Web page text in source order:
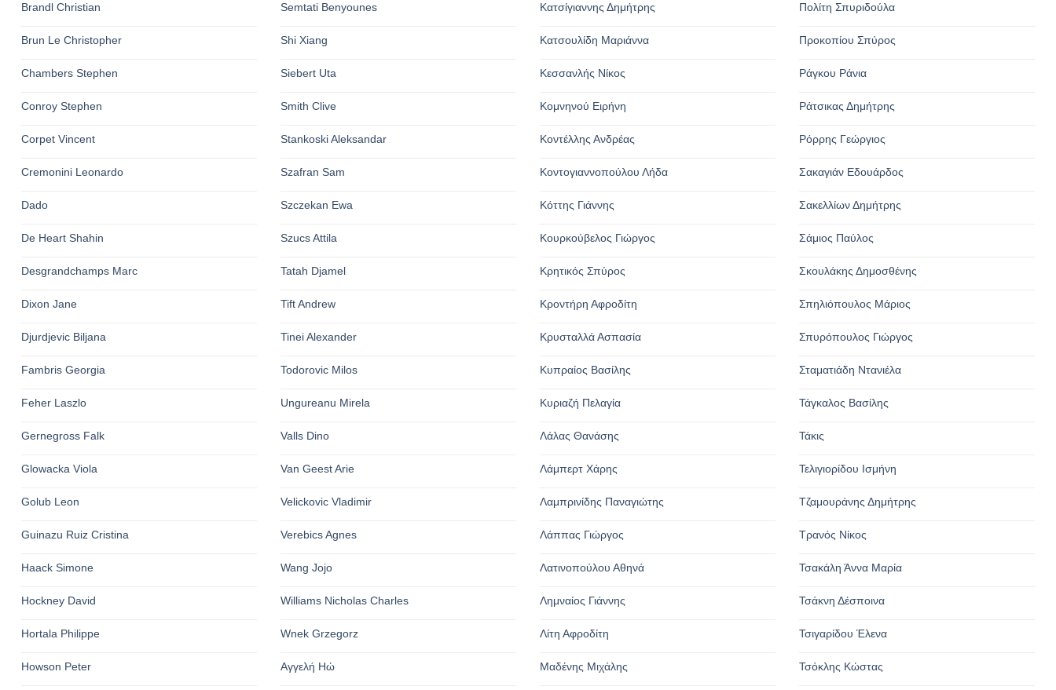
Brandl Christian
Brun Le Christopher
Chambers Stephen
Conroy Stephen
Corpet Vincent
Cremonini Leonardo
Dado
De Heart Shahin
Desgrandchamps Marc
Dixon Jane
Djurdjevic Biljana
Fambris Georgia
Feher Laszlo
Gernegross Falk
Glowacka Viola
Golub Leon
Guinazu Ruiz Cristina
Haack Simone
Hockney David
Hortala Philippe
Howson Peter
Semtati Benyounes
Shi Xiang
Siebert Uta
Smith Clive
Stankoski Aleksandar
Szafran Sam
Szczekan Ewa
Szucs Attila
Tatah Djamel
Tift Andrew
Tinei Alexander
Todorovic Milos
Ungureanu Mirela
Valls Dino
Van Geest Arie
Velickovic Vladimir
Verebics Agnes
Wang Jojo
Williams Nicholas Charles
Wnek Grzegorz
Αγγελή Ηώ
Κατσίγιαννης Δημήτρης
Κατσουλίδη Μαριάννα
Κεσσανλής Νίκος
Κομνηνού Ειρήνη
Κοντέλλης Ανδρέας
Κοντογιαννοπούλου Λήδα
Κόττης Γιάννης
Κουρκούβελος Γιώργος
Κρητικός Σπύρος
Κροντήρη Αφροδίτη
Κρυσταλλά Ασπασία
Κυπραίος Βασίλης
Κυριαζή Πελαγία
Λάλας Θανάσης
Λάμπερτ Χάρης
Λαμπρινίδης Παναγιώτης
Λάππας Γιώργος
Λατινοπούλου Αθηνά
Λημναίος Γιάννης
Λίτη Αφροδίτη
Μαδένης Μιχάλης
Πολίτη Σπυριδούλα
Προκοπίου Σπύρος
Ράγκου Ράνια
Ράτσικας Δημήτρης
Ρόρρης Γεώργιος
Σακαγιάν Εδουάρδος
Σακελλίων Δημήτρης
Σάμιος Παύλος
Σκουλάκης Δημοσθένης
Σπηλιόπουλος Μάριος
Σπυρόπουλος Γιώργος
Σταματιάδη Ντανιέλα
Τάγκαλος Βασίλης
Τάκις
Τελιγιορίδου Ισμήνη
Τζαμουράνης Δημήτρης
Τρανός Νίκος
Τσακάλη Άννα Μαρία
Τσάκνη Δέσποινα
Τσιγαρίδου Έλενα
Τσόκλης Κώστας